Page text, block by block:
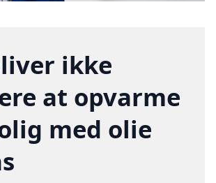
ikke
at opvarme
med olie